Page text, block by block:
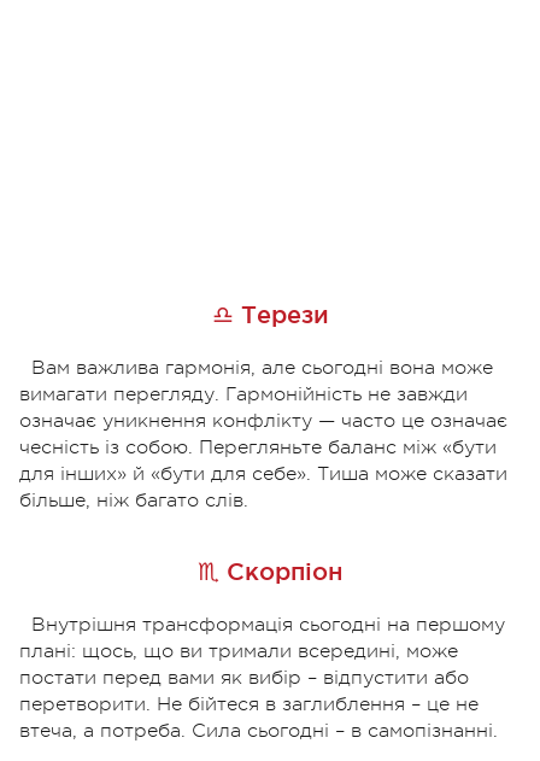
♎ Терези
Вам важлива гармонія, але сьогодні вона може
вимагати перегляду. Гармонійність не завжди
означає уникнення конфлікту — часто це означає
чесність із собою. Перегляньте баланс між «бути
для інших» й «бути для себе». Тиша може сказати
більше, ніж багато слів.
♏ Скорпіон
Внутрішня трансформація сьогодні на першому
плані: щось, що ви тримали всередині, може
постати перед вами як вибір – відпустити або
перетворити. Не бійтеся в заглиблення – це не
втеча, а потреба. Сила сьогодні – в самопізнанні.